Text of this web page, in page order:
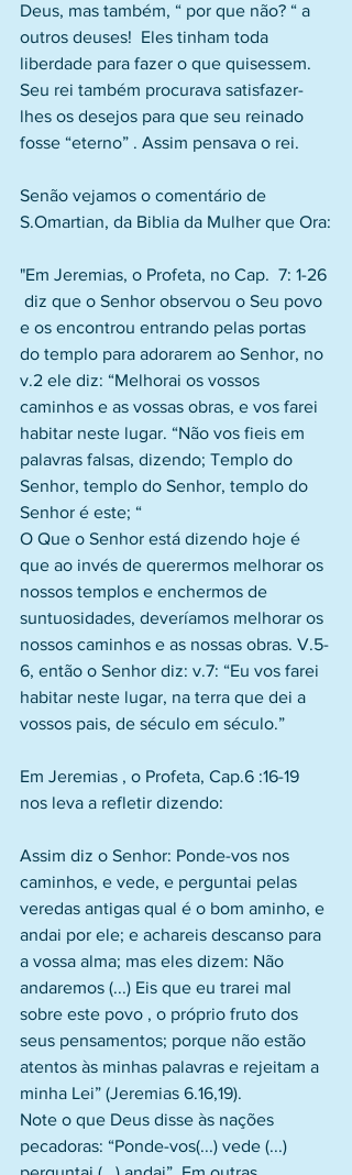
Deus, mas também, “ por que não? “ a
outros deuses!  Eles tinham toda
liberdade para fazer o que quisessem.
Seu rei também procurava satisfazer-
lhes os desejos para que seu reinado
fosse “eterno” . Assim pensava o rei.
Senão vejamos o comentário de
S.Omartian, da Biblia da Mulher que Ora:
"Em Jeremias, o Profeta, no Cap.  7: 1-26
diz que o Senhor observou o Seu povo
e os encontrou entrando pelas portas
do templo para adorarem ao Senhor, no
v.2 ele diz: “Melhorai os vossos
caminhos e as vossas obras, e vos farei
habitar neste lugar. “Não vos fieis em
palavras falsas, dizendo; Templo do
Senhor, templo do Senhor, templo do
Senhor é este; “
O Que o Senhor está dizendo hoje é
que ao invés de querermos melhorar os
nossos templos e enchermos de
suntuosidades, deveríamos melhorar os
nossos caminhos e as nossas obras. V.5-
6, então o Senhor diz: v.7: “Eu vos farei
habitar neste lugar, na terra que dei a
vossos pais, de século em século.”
Em Jeremias , o Profeta, Cap.6 :16-19
nos leva a refletir dizendo:
Assim diz o Senhor: Ponde-vos nos
caminhos, e vede, e perguntai pelas
veredas antigas qual é o bom aminho, e
andai por ele; e achareis descanso para
a vossa alma; mas eles dizem: Não
andaremos (...) Eis que eu trarei mal
sobre este povo , o próprio fruto dos
seus pensamentos; porque não estão
atentos às minhas palavras e rejeitam a
minha Lei” (Jeremias 6.16,19).
Note o que Deus disse às nações
pecadoras: “Ponde-vos(...) vede (...)